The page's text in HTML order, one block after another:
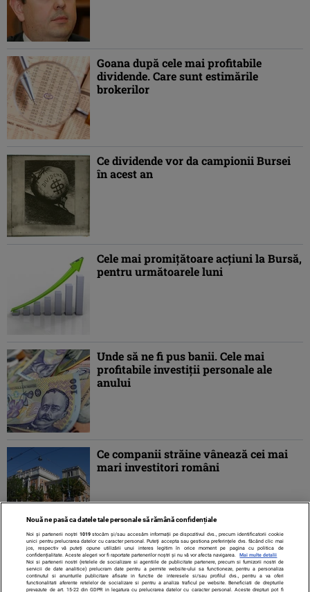
Goana după cele mai profitabile
dividende. Care sunt estimările
brokerilor
Ce dividende vor da campionii Bursei
în acest an
Cele mai promiţătoare acţiuni la Bursă,
pentru următoarele luni
Unde să ne fi pus banii. Cele mai
profitabile investiţii personale ale
anului
Ce companii străine vânează cei mai
mari investitori români
Nouă ne pasă ca datele tale personale să rămână confidențiale
Noi și partenerii noștri 1019stocăm și/sau accesăm informații pe dispozitivul dvs., precum identificatorii cookie
unici pentru prelucrarea datelor cu caracter personal. Puteți accepta sau gestiona preferințele dvs. făcând clic mai
jos, respectiv vă puteți opune utilizării unui interes legitim în orice moment pe pagina cu politica de
confidențialitate. Aceste alegeri vor fi raportate partenerilor noștri și nu vă vor afecta navigarea.
Mai multe detalii
Noi si partenerii nostri (retelele de socializare si agentiile de publicitate partenere, precum si furnizorii nostri de
servicii de date analitice) prelucram date pentru a permite website-ului sa functioneze, pentru a personaliza
continutul si anunturile publicitare afisate in functie de interesele si/sau profilul dvs., pentru a va oferi
functionalitati aferente retelelor de socializare si pentru a analiza traficul pe website. Beneficiati de drepturile
prevazute de art. 15-22 din GDPR in legatura cu prelucrarea datelor cu caracter personal. Aceste drepturi pot fi